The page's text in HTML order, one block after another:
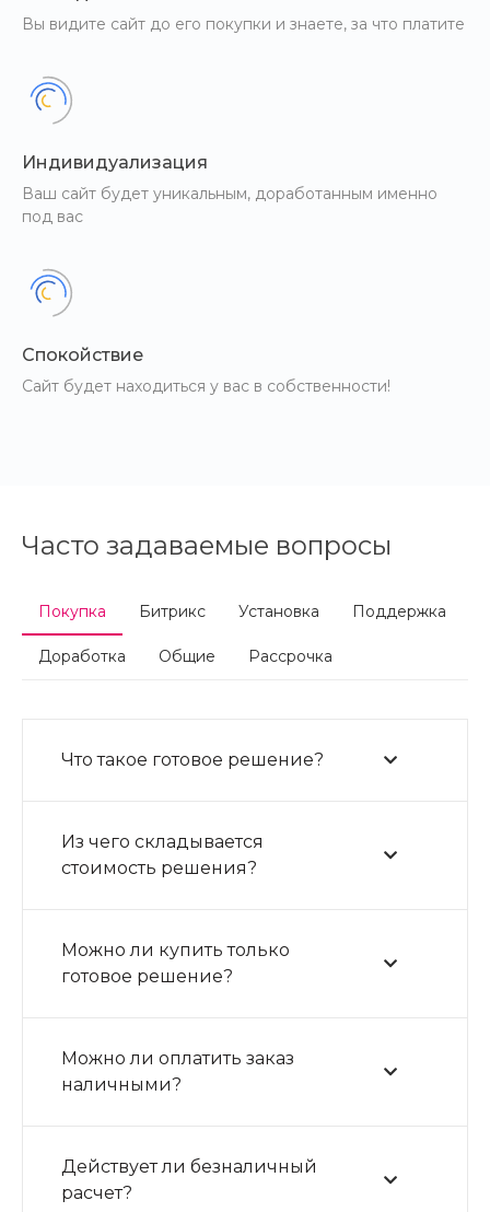
Вы видите сайт до его покупки и знаете, за что платите
Индивидуализация
Ваш сайт будет уникальным, доработанным именно
под вас
Спокойствие
Сайт будет находиться у вас в собственности!
Часто задаваемые вопросы
Покупка Битрикс Установка Поддержка
Доработка Общие Рассрочка
Что такое готовое решение?
Из чего складывается
стоимость решения?
Можно ли купить только
готовое решение?
Можно ли оплатить заказ
наличными?
Действует ли безналичный
расчет?